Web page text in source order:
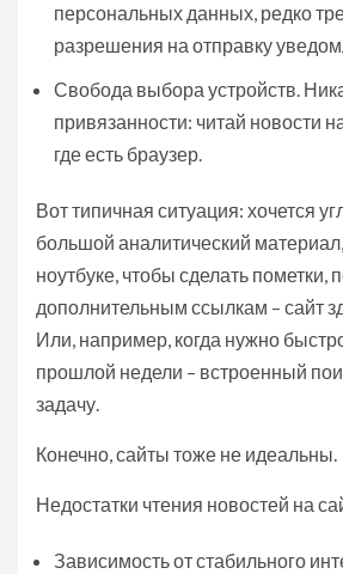
персональных данных, редко
разрешения на отправку
Свобода выбора устройств.
привязанности: читай новости
где есть браузер.
Вот типичная ситуация: хочется
большой аналитический
ноутбуке, чтобы сделать пометки,
дополнительным ссылкам – сайт
Или, например, когда нужно
прошлой недели – встроенный
задачу.
Конечно, сайты тоже не идеальны.
Недостатки чтения новостей на
Зависимость от стабильного